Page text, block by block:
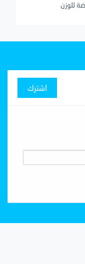
للوزن
اشترك